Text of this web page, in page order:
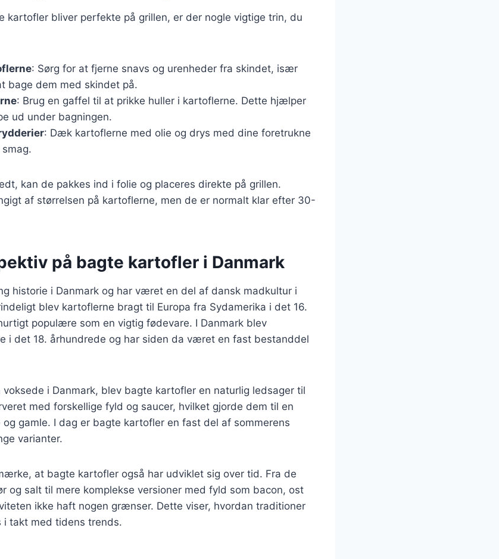
kartofler bliver perfekte på grillen, er der nogle vigtige trin, du
: Sørg for at fjerne snavs og urenheder fra skindet, især
bage dem med skindet på.
: Brug en gaffel til at prikke huller i kartoflerne. Dette hjælper
ud under bagningen.
: Dæk kartoflerne med olie og drys med dine foretrukne
kan de pakkes ind i folie og placeres direkte på grillen.
af størrelsen på kartoflerne, men de er normalt klar efter 30-
på bagte kartofler i Danmark
historie i Danmark og har været en del af dansk madkultur i
blev kartoflerne bragt til Europa fra Sydamerika i det 16.
populære som en vigtig fødevare. I Danmark blev
i det 18. århundrede og har siden da været en fast bestanddel
i Danmark, blev bagte kartofler en naturlig ledsager til
med forskellige fyld og saucer, hvilket gjorde dem til en
gamle. I dag er bagte kartofler en fast del af sommerens
varianter.
at bagte kartofler også har udviklet sig over tid. Fra de
og salt til mere komplekse versioner med fyld som bacon, ost
ikke haft nogen grænser. Dette viser, hvordan traditioner
i takt med tidens trends.